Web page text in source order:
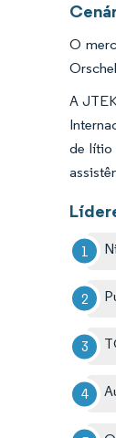
O
A
de lítio